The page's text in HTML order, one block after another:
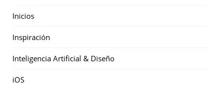
Inicios
Inspiración
Inteligencia Artificial & Diseño
iOS